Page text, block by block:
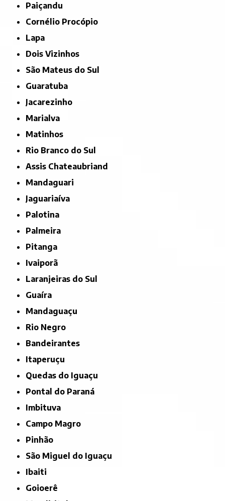
Paiçandu
Cornélio Procópio
Lapa
Dois Vizinhos
São Mateus do Sul
Guaratuba
Jacarezinho
Marialva
Matinhos
Rio Branco do Sul
Assis Chateaubriand
Mandaguari
Jaguariaíva
Palotina
Palmeira
Pitanga
Ivaiporã
Laranjeiras do Sul
Guaíra
Mandaguaçu
Rio Negro
Bandeirantes
Itaperuçu
Quedas do Iguaçu
Pontal do Paraná
Imbituva
Campo Magro
Pinhão
São Miguel do Iguaçu
Ibaiti
Goioerê